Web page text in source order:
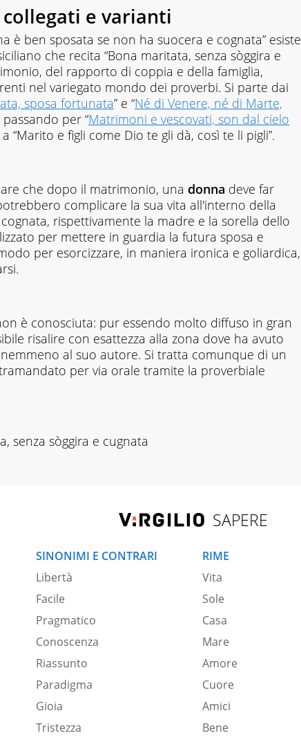
e varianti
è ben sposata se non ha suocera e cognata” esiste
che recita “Bona maritata, senza sòggira e
del rapporto di coppia e della famiglia,
nel variegato mondo dei proverbi. Si parte dai
sposa fortunata” e “Né di Venere, né di Marte,
passando per “Matrimoni e vescovati, son dal cielo
“Marito e figli come Dio te gli dà, così te li pigli”.
che dopo il matrimonio, una donna deve far
complicare la sua vita all'interno della
rispettivamente la madre e la sorella dello
per mettere in guardia la futura sposa e
per esorcizzare, in maniera ironica e goliardica,
è conosciuta: pur essendo molto diffuso in gran
risalire con esattezza alla zona dove ha avuto
al suo autore. Si tratta comunque di un
per via orale tramite la proverbiale
senza sòggira e cugnata
SAPERE
SINONIMI E CONTRARI
Libertà
Facile
Pragmatico
Conoscenza
Riassunto
Paradigma
Gioia
Tristezza
RIME
Vita
Sole
Casa
Mare
Amore
Cuore
Amici
Bene